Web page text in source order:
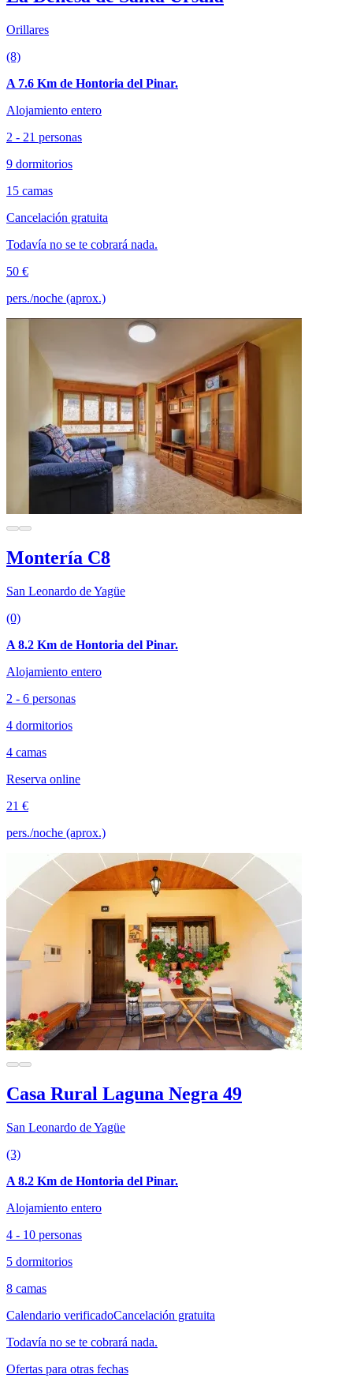
Orillares
(8)
A 7.6 Km de Hontoria del Pinar.
Alojamiento entero
2 - 21 personas
9 dormitorios
15 camas
Cancelación gratuita
Todavía no se te cobrará nada.
50 €
pers./noche (aprox.)
Montería C8
San Leonardo de Yagüe
(0)
A 8.2 Km de Hontoria del Pinar.
Alojamiento entero
2 - 6 personas
4 dormitorios
4 camas
Reserva online
21 €
pers./noche (aprox.)
Casa Rural Laguna Negra 49
San Leonardo de Yagüe
(3)
A 8.2 Km de Hontoria del Pinar.
Alojamiento entero
4 - 10 personas
5 dormitorios
8 camas
Calendario verificadoCancelación gratuita
Todavía no se te cobrará nada.
Ofertas para otras fechas